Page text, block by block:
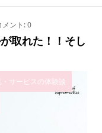
メント:0
取れた！！そし
・サービスの体験談